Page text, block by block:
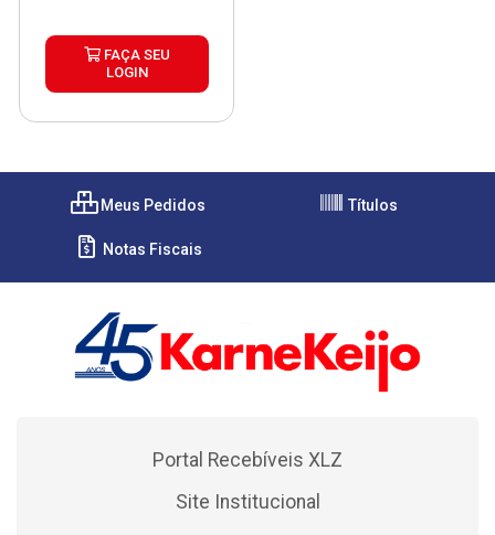
FAÇA SEU
LOGIN
Meus Pedidos Títulos
Notas Fiscais
Portal Recebíveis XLZ
Site Institucional